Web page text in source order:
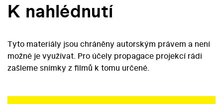
K nahlédnutí
Tyto materiály jsou chráněny autorským právem a není
možné je využívat. Pro účely propagace projekcí rádi
zašleme snímky z filmů k tomu určené.